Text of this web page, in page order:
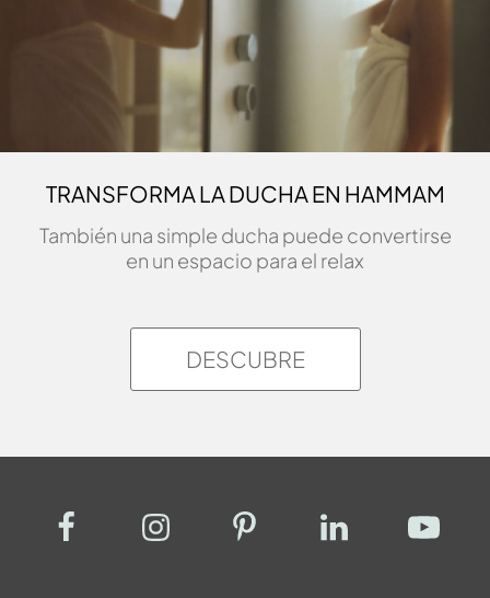
TRANSFORMA LA DUCHA EN HAMMAM
También una simple ducha puede convertirse
en un espacio para el relax
DESCUBRE